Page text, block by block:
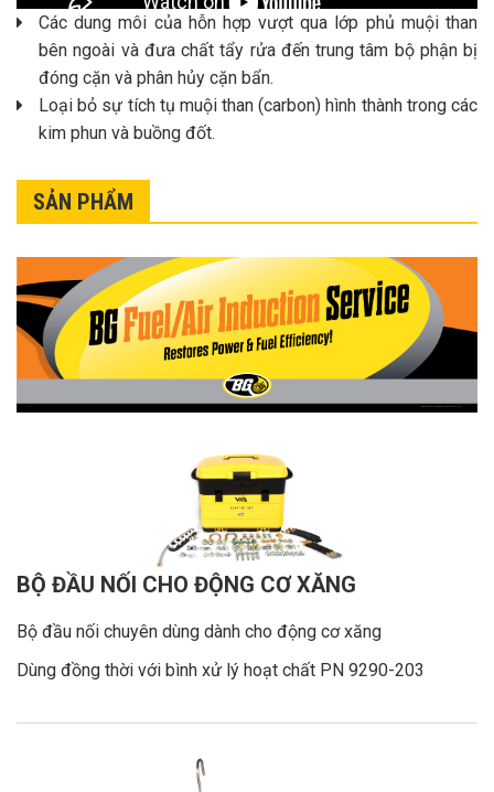
Các dung môi của hỗn hợp vượt qua lớp phủ muội than
bên ngoài và đưa chất tẩy rửa đến trung tâm bộ phận bị
đóng cặn và phân hủy cặn bẩn.
Loại bỏ sự tích tụ muội than (carbon) hình thành trong các
kim phun và buồng đốt.
SẢN PHẨM
BỘ ĐẦU NỐI CHO ĐỘNG CƠ XĂNG
Bộ đầu nối chuyên dùng dành cho động cơ xăng
Dùng đồng thời với bình xử lý hoạt chất PN 9290-203